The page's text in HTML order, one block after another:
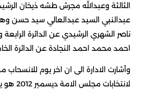
وعبدالله مجرش طشه ذيخان الرشيدي ومحمود
السيد عبدالعالي سيد حسن وهادي فلاح
الشهري الرشيدي عن الدائرة الرابعة وسعود
محمد احمد النجادة عن الدائرة الخامسة.
الادارة الى ان اخر يوم للانسحاب من الترشح
لانتخابات مجلس الامة ديسمبر 2012 هو يوم 23